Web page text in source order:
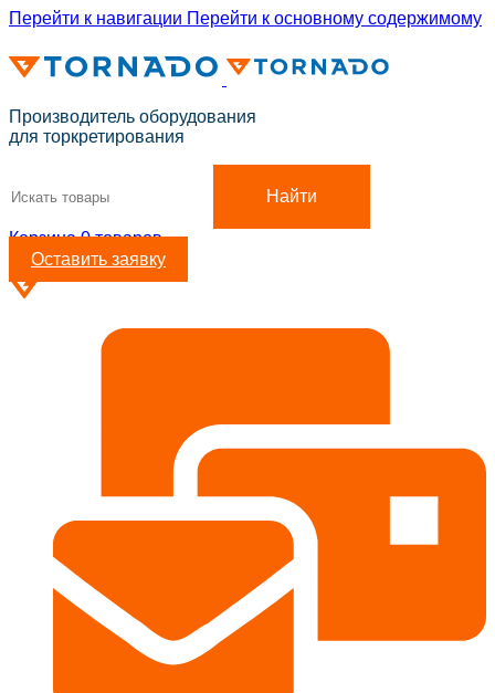
Перейти к навигации Перейти к основному содержимому
Производитель оборудования
для торкретирования
Найти
Корзина0товаров
Оставить заявку